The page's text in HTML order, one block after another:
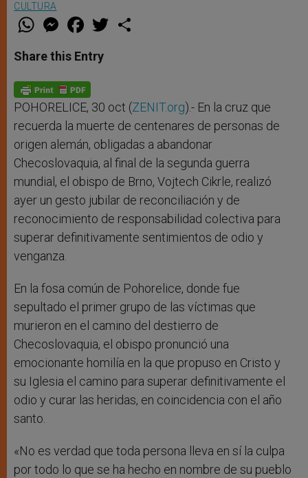
CULTURA
W
t
s
p
p
M
e
s
e
g
e
r
F
a
e
b
o
k
w
Share this Entry
POHORELICE, 30 oct (ZENIT.org).- En la cruz que
recuerda la muerte de centenares de personas de
origen alemán, obligadas a abandonar
Checoslovaquia, al final de la segunda guerra
mundial, el obispo de Brno, Vojtech Cikrle, realizó
ayer un gesto jubilar de reconciliación y de
reconocimiento de responsabilidad colectiva para
superar definitivamente sentimientos de odio y
venganza.
En la fosa común de Pohorelice, donde fue
sepultado el primer grupo de las víctimas que
murieron en el camino del destierro de
Checoslovaquia, el obispo pronunció una
emocionante homilía en la que propuso en Cristo y
su Iglesia el camino para superar definitivamente el
odio y curar las heridas, en coincidencia con el año
santo.
«No es verdad que toda persona lleva en sí la culpa
por todo lo que se ha hecho en nombre de su pueblo